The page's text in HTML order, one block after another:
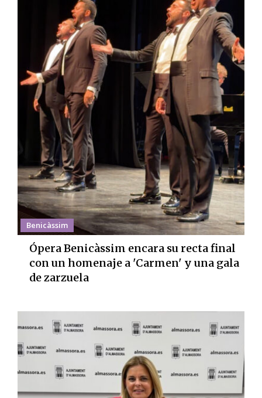
Benicàssim
Ópera Benicàssim encara su recta final
con un homenaje a 'Carmen' y una gala
de zarzuela